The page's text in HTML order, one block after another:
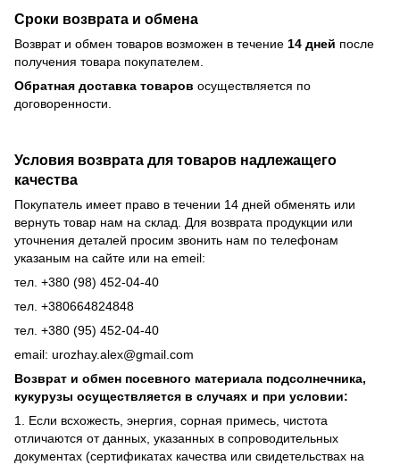
Сроки возврата и обмена
Возврат и обмен товаров возможен в течение 14 дней после
получения товара покупателем.
Обратная доставка товаров осуществляется по
договоренности.
Условия возврата для товаров надлежащего
качества
Покупатель имеет право в течении 14 дней обменять или
вернуть товар нам на склад. Для возврата продукции или
уточнения деталей просим звонить нам по телефонам
указаным на сайте или на emeil:
тел. +380 (98) 452-04-40
тел. +380664824848
тел. +380 (95) 452-04-40
email: urozhay.alex@gmail.com
Возврат и обмен посевного материала подсолнечника,
кукурузы осуществляется в случаях и при условии:
1. Если всхожесть, энергия, сорная примесь, чистота
отличаются от данных, указанных в сопроводительных
документах (сертификатах качества или свидетельствах на